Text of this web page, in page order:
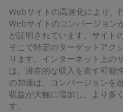
Webサイトの高速化により、
Webサイトのコンバージョン
が証明されています。サイト
そこで特定のターゲットアク
ります。インターネット上の
は、潜在的な収入を逃す可能
の加速は、コンバージョンを
収益が大幅に増加し、より多
す。